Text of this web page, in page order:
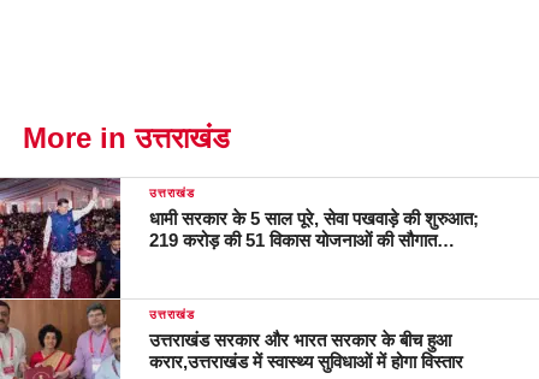
More in उत्तराखंड
उत्तराखंड
धामी सरकार के 5 साल पूरे, सेवा पखवाड़े की शुरुआत;
219 करोड़ की 51 विकास योजनाओं की सौगात…
उत्तराखंड
उत्तराखंड सरकार और भारत सरकार के बीच हुआ
करार,उत्तराखंड में स्वास्थ्य सुविधाओं में होगा विस्तार